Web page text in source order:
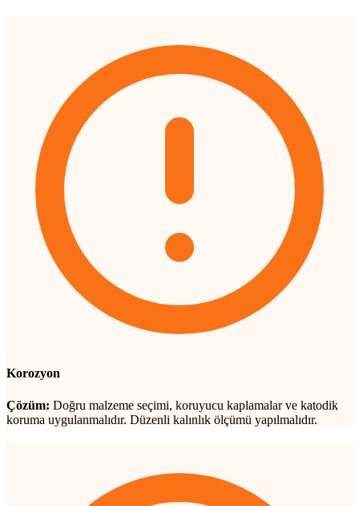
Korozyon
Çözüm: Doğru malzeme seçimi, koruyucu kaplamalar ve katodik
koruma uygulanmalıdır. Düzenli kalınlık ölçümü yapılmalıdır.